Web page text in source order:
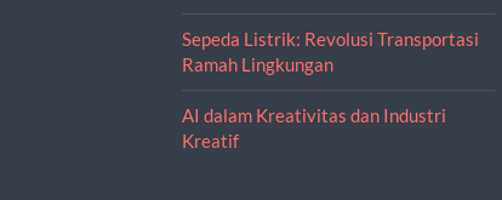
Sepeda Listrik: Revolusi Transportasi
Ramah Lingkungan
AI dalam Kreativitas dan Industri
Kreatif